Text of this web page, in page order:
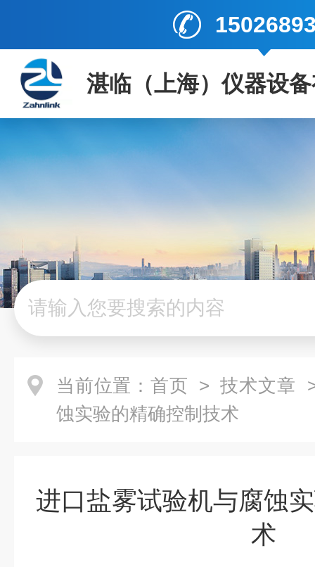
湛临（上海）仪器设
当前位置： 首页 > 技术文章
蚀实验的精确控制技术
进口盐雾试验机与腐蚀
术